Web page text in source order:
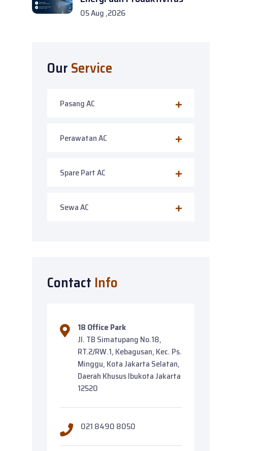
05 Aug ,2026
OurService
Pasang AC
Perawatan AC
Spare Part AC
Sewa AC
Contact Info
18 Office Park
Jl. TB Simatupang No.18,
RT.2/RW.1, Kebagusan, Kec. Ps.
Minggu, Kota Jakarta Selatan,
Daerah Khusus Ibukota Jakarta
12520
021 8490 8050